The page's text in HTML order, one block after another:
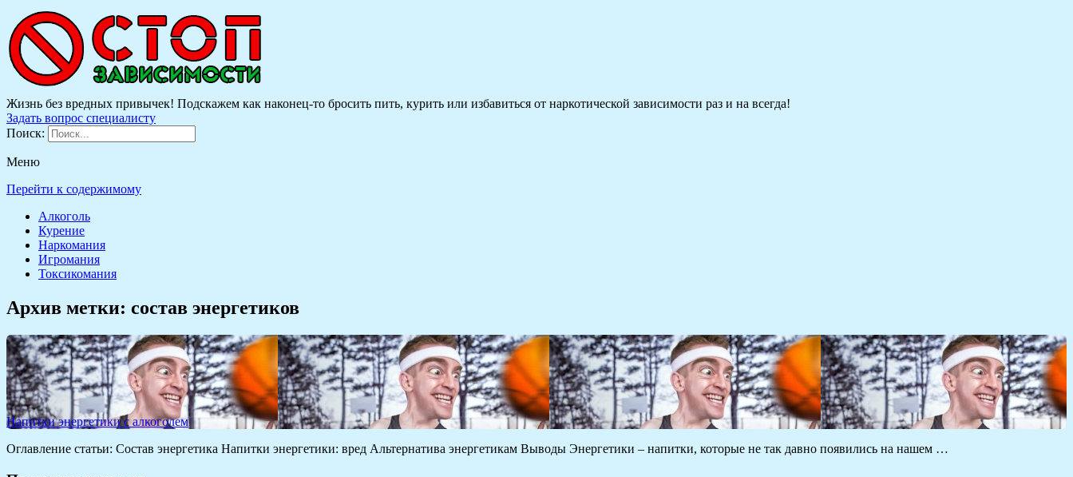
Жизнь без вредных привычек! Подскажем как наконец-то бросить пить, курить или избавиться от наркотической зависимости раз и на всегда!
Задать вопрос специалисту
Поиск:
Меню
Перейти к содержимому
Алкоголь
Курение
Наркомания
Игромания
Токсикомания
Архив метки: состав энергетиков
Напитки энергетики с алкоголем
Оглавление статьи: Состав энергетика Напитки энергетики: вред Альтернатива энергетикам Выводы Энергетики – напитки, которые не так давно появились на нашем …